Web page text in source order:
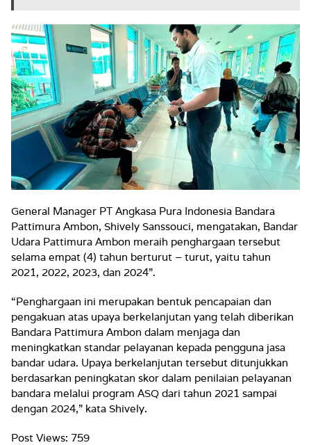
General Manager PT Angkasa Pura Indonesia Bandara
Pattimura Ambon, Shively Sanssouci, mengatakan, Bandar
Udara Pattimura Ambon meraih penghargaan tersebut
selama empat (4) tahun berturut – turut, yaitu tahun
2021, 2022, 2023, dan 2024”.
“Penghargaan ini merupakan bentuk pencapaian dan
pengakuan atas upaya berkelanjutan yang telah diberikan
Bandara Pattimura Ambon dalam menjaga dan
meningkatkan standar pelayanan kepada pengguna jasa
bandar udara. Upaya berkelanjutan tersebut ditunjukkan
berdasarkan peningkatan skor dalam penilaian pelayanan
bandara melalui program ASQ dari tahun 2021 sampai
dengan 2024,” kata Shively.
Post Views: 759